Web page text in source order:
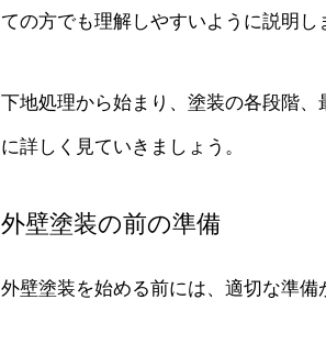
ての方でも理解しやすいように説明し
下地処理から始まり、塗装の各段階
に詳しく見ていきましょう。
外壁塗装の前の準備
外壁塗装を始める前には、適切な準備